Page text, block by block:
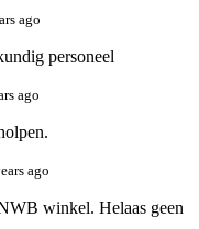
ago
personeel
ago
ago
winkel. Helaas geen